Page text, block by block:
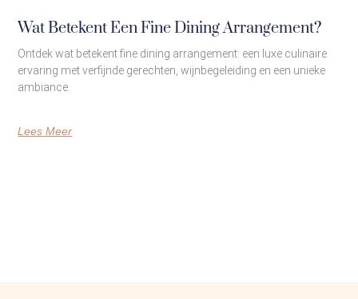
Wat Betekent Een Fine Dining Arrangement?
Ontdek wat betekent fine dining arrangement: een luxe culinaire
ervaring met verfijnde gerechten, wijnbegeleiding en een unieke
ambiance.
Lees Meer